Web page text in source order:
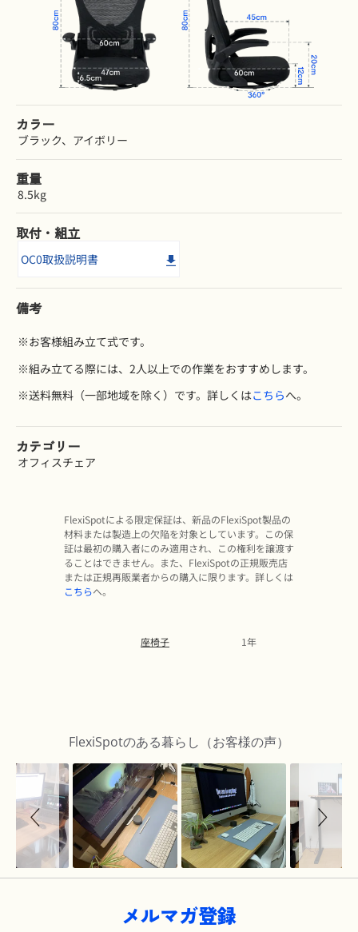
カラー
ブラック、アイボリー
重量
8.5kg
取付・組立
OC0取扱説明書
備考
※お客様組み立て式です。
※組み立てる際には、2人以上での作業をおすすめします。
※送料無料（一部地域を除く）です。詳しくはこちらへ。
カテゴリー
オフィスチェア
FlexiSpotによる限定保証は、新品のFlexiSpot製品の
材料または製造上の欠陥を対象としています。この保
証は最初の購入者にのみ適用され、この権利を譲渡す
ることはできません。また、FlexiSpotの正規販売店
または正規再販業者からの購入に限ります。詳しくは
こちらへ。
座椅子 1年
FlexiSpotのある暮らし（お客様の声）
メルマガ登録